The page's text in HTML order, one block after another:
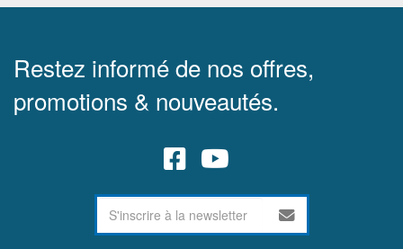
Restez informé de nos offres,
promotions & nouveautés.